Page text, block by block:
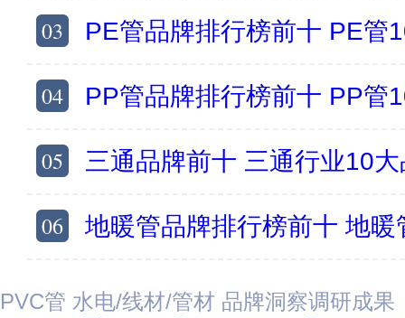
03 PE管品牌排行榜前十 PE管
04 PP管品牌排行榜前十 PP管
05 三通品牌前十 三通行业10
06 地暖管品牌排行榜前十 地
PVC管 水电/线材/管材 品牌洞察调研成果